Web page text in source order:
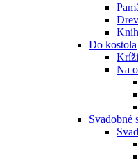
Do kostola
Na
Svadobné